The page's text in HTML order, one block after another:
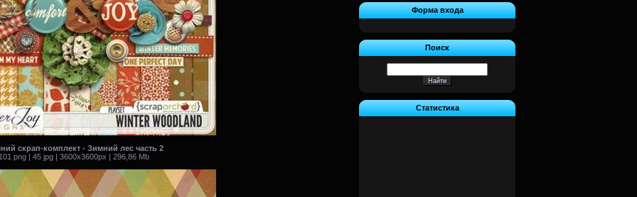
скрап-комплект - Зимний лес часть 2
png | 45 jpg | 3600x3600px | 296,86 Mb
Форма входа
Поиск
Статистика